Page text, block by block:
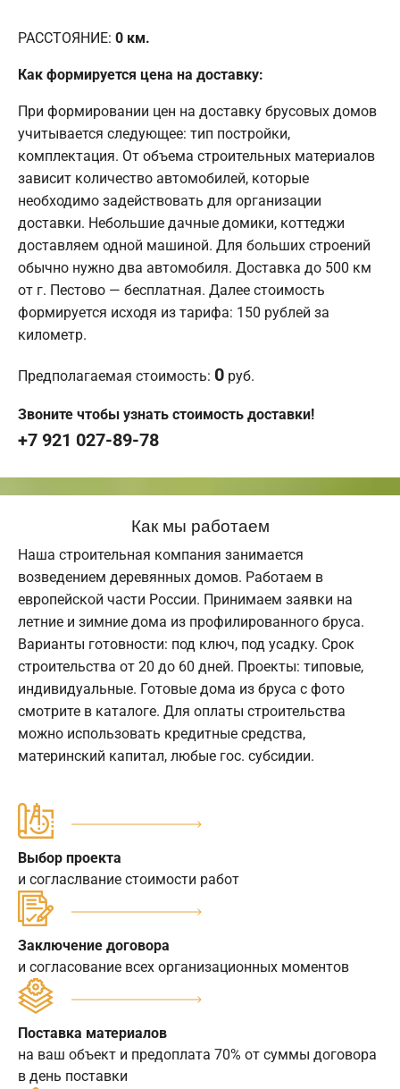
РАССТОЯНИЕ: 0 км.
Как формируется цена на доставку:
При формировании цен на доставку брусовых домов
учитывается следующее: тип постройки,
комплектация. От объема строительных материалов
зависит количество автомобилей, которые
необходимо задействовать для организации
доставки. Небольшие дачные домики, коттеджи
доставляем одной машиной. Для больших строений
обычно нужно два автомобиля. Доставка до 500 км
от г. Пестово — бесплатная. Далее стоимость
формируется исходя из тарифа: 150 рублей за
километр.
Предполагаемая стоимость: 0 руб.
Звоните чтобы узнать стоимость доставки!
+7 921 027-89-78
Как мы работаем
Наша строительная компания занимается
возведением деревянных домов. Работаем в
европейской части России. Принимаем заявки на
летние и зимние дома из профилированного бруса.
Варианты готовности: под ключ, под усадку. Срок
строительства от 20 до 60 дней. Проекты: типовые,
индивидуальные. Готовые дома из бруса с фото
смотрите в каталоге. Для оплаты строительства
можно использовать кредитные средства,
материнский капитал, любые гос. субсидии.
Выбор проекта
и согласлвание стоимости работ
Заключение договора
и согласование всех организационных моментов
Поставка материалов
на ваш объект и предоплата 70% от суммы договора
в день поставки